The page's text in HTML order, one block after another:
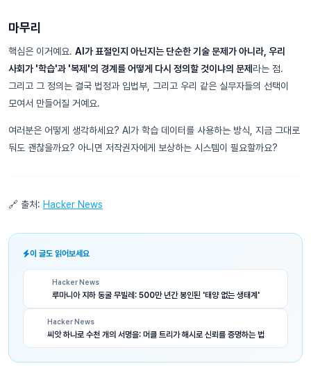
마무리
핵심은 이거예요. AI가 표절인지 아닌지는 단순한 기술 문제가 아니라, 우리
사회가 '학습'과 '복제'의 경계를 어떻게 다시 정의할 것이냐의 문제라는 점.
그리고 그 정의는 결국 법정과 입법부, 그리고 우리 같은 실무자들의 선택이
모여서 만들어질 거예요.
여러분은 어떻게 생각하세요? AI가 학습 데이터를 사용하는 방식, 지금 그대로
둬도 괜찮을까요? 아니면 저작권자에게 보상하는 시스템이 필요할까요?
🔗 출처: Hacker News
이 글도 읽어보세요
Hacker News
루마니아 지하 동굴 무빌레: 500만 년간 봉인된 '태양 없는 생태계'
Hacker News
씨앗 하나로 수천 개의 서명을: 머클 트리가 해시로 신뢰를 증명하는 법